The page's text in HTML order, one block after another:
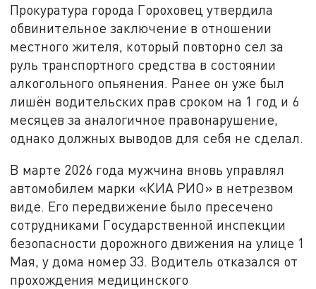
Прокуратура города Гороховец утвердила
обвинительное заключение в отношении
местного жителя, который повторно сел за
руль транспортного средства в состоянии
алкогольного опьянения. Ранее он уже был
лишён водительских прав сроком на 1 год и 6
месяцев за аналогичное правонарушение,
однако должных выводов для себя не сделал.
В марте 2026 года мужчина вновь управлял
автомобилем марки «КИА РИО» в нетрезвом
виде. Его передвижение было пресечено
сотрудниками Государственной инспекции
безопасности дорожного движения на улице 1
Мая, у дома номер 33. Водитель отказался от
прохождения медицинского